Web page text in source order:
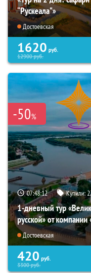
“Рускеала"»
Достоевская
1620 руб.
12900руб.
-50%
07:48:11 Купили:
1-дневный тур
русской» от
Достоевская
420 руб.
3300руб.